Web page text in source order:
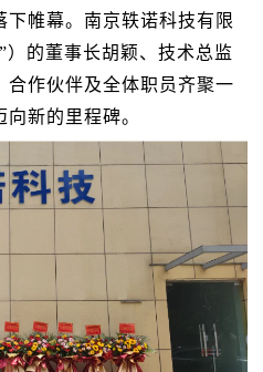
帷幕。南京轶诺科技有限
）的董事长胡颖、技术总监
合作伙伴及全体职员齐聚一
新的里程碑。